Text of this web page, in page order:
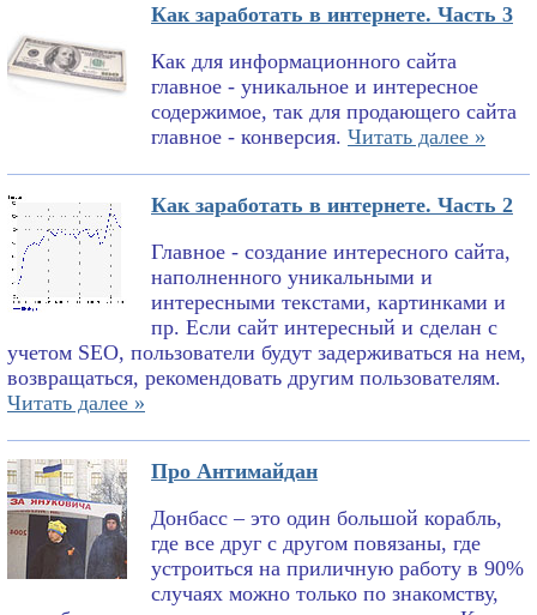
Как заработать в интернете. Часть 3
Как для информационного сайта
главное - уникальное и интересное
содержимое, так для продающего сайта
главное - конверсия. Читать далее »
Как заработать в интернете. Часть 2
Главное - создание интересного сайта,
наполненного уникальными и
интересными текстами, картинками и
пр. Если сайт интересный и сделан с
учетом SEO, пользователи будут задерживаться на нем,
возвращаться, рекомендовать другим пользователям.
Читать далее »
Про Антимайдан
Донбасс – это один большой корабль,
где все друг с другом повязаны, где
устроиться на приличную работу в 90%
случаях можно только по знакомству,